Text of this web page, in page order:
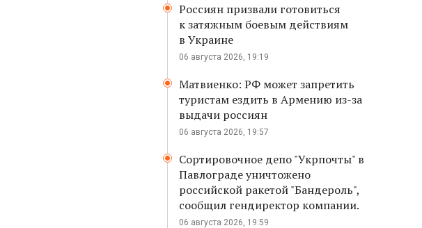
Россиян призвали готовиться
к затяжным боевым действиям
в Украине
06 августа 2026, 19:19
Матвиенко: РФ может запретить
туристам ездить в Армению из-за
выдачи россиян
06 августа 2026, 19:57
Сортировочное депо "Укрпочты" в
Павлограде уничтожено
российской ракетой "Бандероль",
сообщил гендиректор компании.
06 августа 2026, 19:59